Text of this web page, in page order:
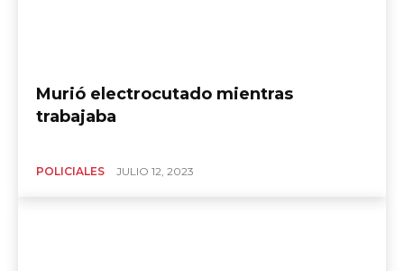
Murió electrocutado mientras
trabajaba
POLICIALES JULIO 12, 2023